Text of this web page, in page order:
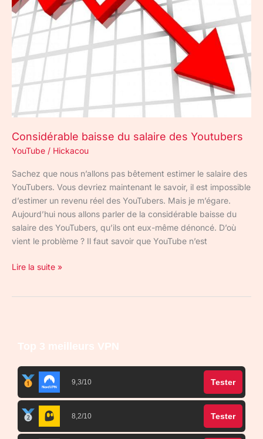
Considérable baisse du salaire des Youtubers
YouTube / Hickacou
Sachez que nous n’allons pas bêtement estimer le salaire des
YouTubers. Vous devriez maintenant le savoir, il est impossible
d’estimer un revenu réel des YouTubers. Mais je m’égare.
Aujourd’hui nous allons parler de la considérable baisse du
salaire des YouTubers, qu’ils ont eux-même dénoncé. D’où
vient le problème ? Il faut savoir que YouTube n’est
salaire
des
Youtubers
Lire la suite »
Top 3 meilleurs VPN
9,3/10 Tester
8,2/10 Tester